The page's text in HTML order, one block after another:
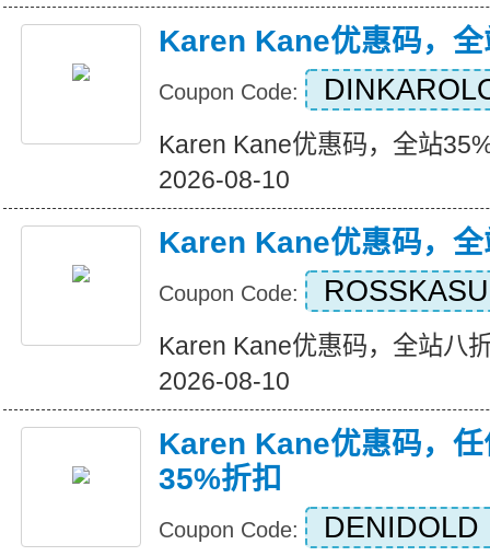
Karen Kane优惠码，
Coupon Code:
Karen Kane优惠码，全站
2026-08-10
Karen Kane优惠码，
Coupon Code: ROSSKASU
Karen Kane优惠码，全站八
2026-08-10
Karen Kane优惠码，
35%折扣
Coupon Code: DENIDOLD